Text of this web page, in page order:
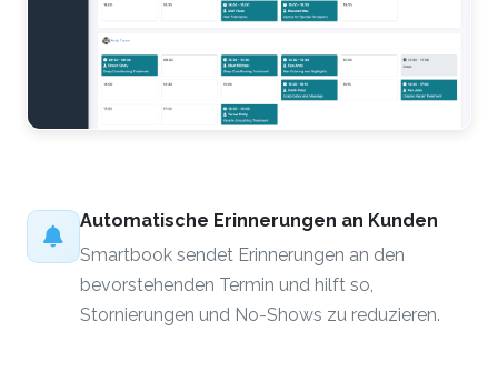
Automatische Erinnerungen an Kunden
Smartbook sendet Erinnerungen an den
bevorstehenden Termin und hilft so,
Stornierungen und No-Shows zu reduzieren.